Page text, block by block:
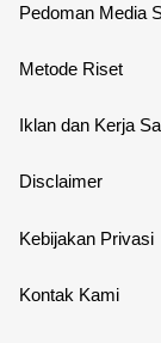
Pedoman Media
Metode Riset
Iklan dan Kerja
Disclaimer
Kebijakan Privasi
Kontak Kami